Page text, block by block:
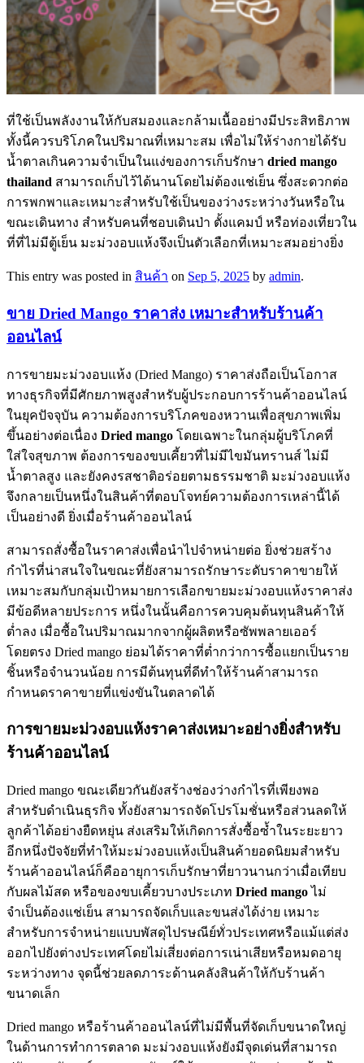
ที่ใช้เป็นพลังงานให้กับสมองและกล้ามเนื้ออย่างมีประสิทธิภาพ
ทั้งนี้ควรบริโภคในปริมาณที่เหมาะสม เพื่อไม่ให้ร่างกายได้รับ
น้ำตาลเกินความจำเป็นในแง่ของการเก็บรักษา dried mango
thailand สามารถเก็บไว้ได้นานโดยไม่ต้องแช่เย็น ซึ่งสะดวกต่อ
การพกพาและเหมาะสำหรับใช้เป็นของว่างระหว่างวันหรือใน
ขณะเดินทาง สำหรับคนที่ชอบเดินป่า ตั้งแคมป์ หรือท่องเที่ยวใน
ที่ที่ไม่มีตู้เย็น มะม่วงอบแห้งจึงเป็นตัวเลือกที่เหมาะสมอย่างยิ่ง
This entry was posted in สินค้า on Sep 5, 2025 by admin.
ขาย Dried Mango ราคาส่ง เหมาะสำหรับร้านค้า
ออนไลน์
การขายมะม่วงอบแห้ง (Dried Mango) ราคาส่งถือเป็นโอกาส
ทางธุรกิจที่มีศักยภาพสูงสำหรับผู้ประกอบการร้านค้าออนไลน์
ในยุคปัจจุบัน ความต้องการบริโภคของหวานเพื่อสุขภาพเพิ่ม
ขึ้นอย่างต่อเนื่อง Dried mango โดยเฉพาะในกลุ่มผู้บริโภคที่
ใส่ใจสุขภาพ ต้องการของขบเคี้ยวที่ไม่มีไขมันทรานส์ ไม่มี
น้ำตาลสูง และยังคงรสชาติอร่อยตามธรรมชาติ มะม่วงอบแห้ง
จึงกลายเป็นหนึ่งในสินค้าที่ตอบโจทย์ความต้องการเหล่านี้ได้
เป็นอย่างดี ยิ่งเมื่อร้านค้าออนไลน์
สามารถสั่งซื้อในราคาส่งเพื่อนำไปจำหน่ายต่อ ยิ่งช่วยสร้าง
กำไรที่น่าสนใจในขณะที่ยังสามารถรักษาระดับราคาขายให้
เหมาะสมกับกลุ่มเป้าหมายการเลือกขายมะม่วงอบแห้งราคาส่ง
มีข้อดีหลายประการ หนึ่งในนั้นคือการควบคุมต้นทุนสินค้าให้
ต่ำลง เมื่อซื้อในปริมาณมากจากผู้ผลิตหรือซัพพลายเออร์
โดยตรง Dried mango ย่อมได้ราคาที่ต่ำกว่าการซื้อแยกเป็นราย
ชิ้นหรือจำนวนน้อย การมีต้นทุนที่ดีทำให้ร้านค้าสามารถ
กำหนดราคาขายที่แข่งขันในตลาดได้
การขายมะม่วงอบแห้งราคาส่งเหมาะอย่างยิ่งสำหรับ
ร้านค้าออนไลน์
Dried mango ขณะเดียวกันยังสร้างช่องว่างกำไรที่เพียงพอ
สำหรับดำเนินธุรกิจ ทั้งยังสามารถจัดโปรโมชั่นหรือส่วนลดให้
ลูกค้าได้อย่างยืดหยุ่น ส่งเสริมให้เกิดการสั่งซื้อซ้ำในระยะยาว
อีกหนึ่งปัจจัยที่ทำให้มะม่วงอบแห้งเป็นสินค้ายอดนิยมสำหรับ
ร้านค้าออนไลน์ก็คืออายุการเก็บรักษาที่ยาวนานกว่าเมื่อเทียบ
กับผลไม้สด หรือของขบเคี้ยวบางประเภท Dried mangoไม่
จำเป็นต้องแช่เย็น สามารถจัดเก็บและขนส่งได้ง่าย เหมาะ
สำหรับการจำหน่ายแบบพัสดุไปรษณีย์ทั่วประเทศหรือแม้แต่ส่ง
ออกไปยังต่างประเทศโดยไม่เสี่ยงต่อการเน่าเสียหรือหมดอายุ
ระหว่างทาง จุดนี้ช่วยลดภาระด้านคลังสินค้าให้กับร้านค้า
ขนาดเล็ก
Dried mango หรือร้านค้าออนไลน์ที่ไม่มีพื้นที่จัดเก็บขนาดใหญ่
ในด้านการทำการตลาด มะม่วงอบแห้งยังมีจุดเด่นที่สามารถ